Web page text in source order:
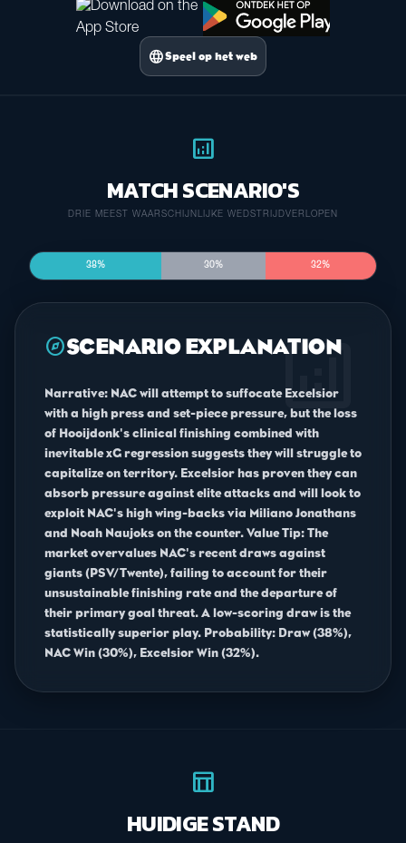
languageSpeel op het web
analytics
MATCH SCENARIO'S
DRIE MEEST WAARSCHIJNLIJKE WEDSTRIJDVERLOPEN
38% 30% 32%
analytics
exploreSCENARIO EXPLANATION
Narrative: NAC will attempt to suffocate Excelsior
with a high press and set-piece pressure, but the loss
of Hooijdonk's clinical finishing combined with
inevitable xG regression suggests they will struggle to
capitalize on territory. Excelsior has proven they can
absorb pressure against elite attacks and will look to
exploit NAC's high wing-backs via Miliano Jonathans
and Noah Naujoks on the counter. Value Tip: The
market overvalues NAC's recent draws against
giants (PSV/Twente), failing to account for their
unsustainable finishing rate and the departure of
their primary goal threat. A low-scoring draw is the
statistically superior play. Probability: Draw (38%),
NAC Win (30%), Excelsior Win (32%).
table_chart
HUIDIGE STAND